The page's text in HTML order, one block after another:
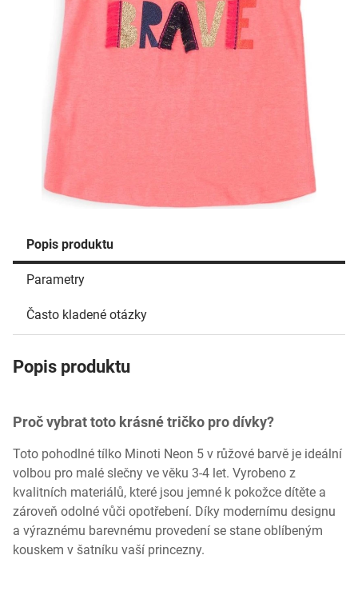
Popis produktu
Parametry
Často kladené otázky
Popis produktu
Proč vybrat toto krásné tričko pro dívky?
Toto pohodlné tílko Minoti Neon 5 v růžové barvě je ideální
volbou pro malé slečny ve věku 3-4 let. Vyrobeno z
kvalitních materiálů, které jsou jemné k pokožce dítěte a
zároveň odolné vůči opotřebení. Díky modernímu designu
a výraznému barevnému provedení se stane oblíbeným
kouskem v šatníku vaší princezny.